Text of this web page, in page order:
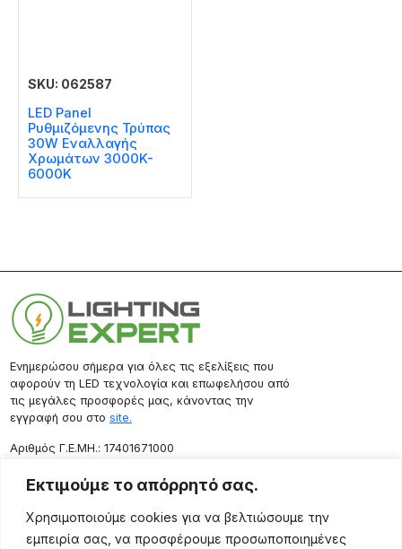
Εκτιμούμε το απόρρητό σας.
Χρησιμοποιούμε cookies για να βελτιώσουμε την
εμπειρία σας, να προσφέρουμε προσωποποιημένες
SKU: 062587
LED Panel
Ρυθμιζόμενης Τρύπας
30W Εναλλαγής
Χρωμάτων 3000K-
6000K
Ενημερώσου σήμερα για όλες τις εξελίξεις που
αφορούν τη LED τεχνολογία και επωφελήσου από
τις μεγάλες προσφορές μας, κάνοντας την
εγγραφή σου στο site.
Aριθμός Γ.Ε.ΜΗ.: 17401671000
Επικοινωνία
Ρόδου 133, Αθήνα 10443
(+30) 211 725 5427